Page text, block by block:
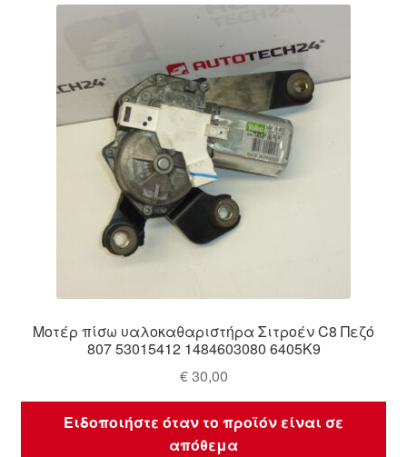
Μοτέρ πίσω υαλοκαθαριστήρα Σιτροέν C8 Πεζό
807 53015412 1484603080 6405K9
€30,00
Ειδοποιήστε όταν το προϊόν είναι σε
απόθεμα